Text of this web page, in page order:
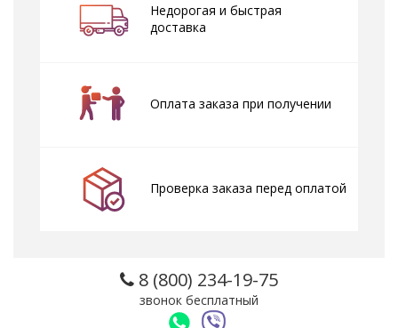
Недорогая и быстрая
доставка
Оплата заказа при получении
Проверка заказа перед оплатой
8 (800) 234-19-75
звонок бесплатный